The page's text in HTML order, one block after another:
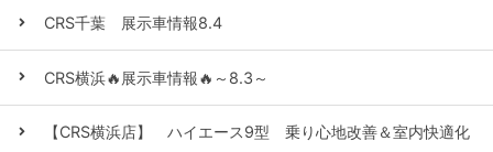
CRS千葉 展示車情報8.4
CRS横浜🔥展示車情報🔥～8.3～
【CRS横浜店】 ハイエース9型 乗り心地改善＆室内快適化